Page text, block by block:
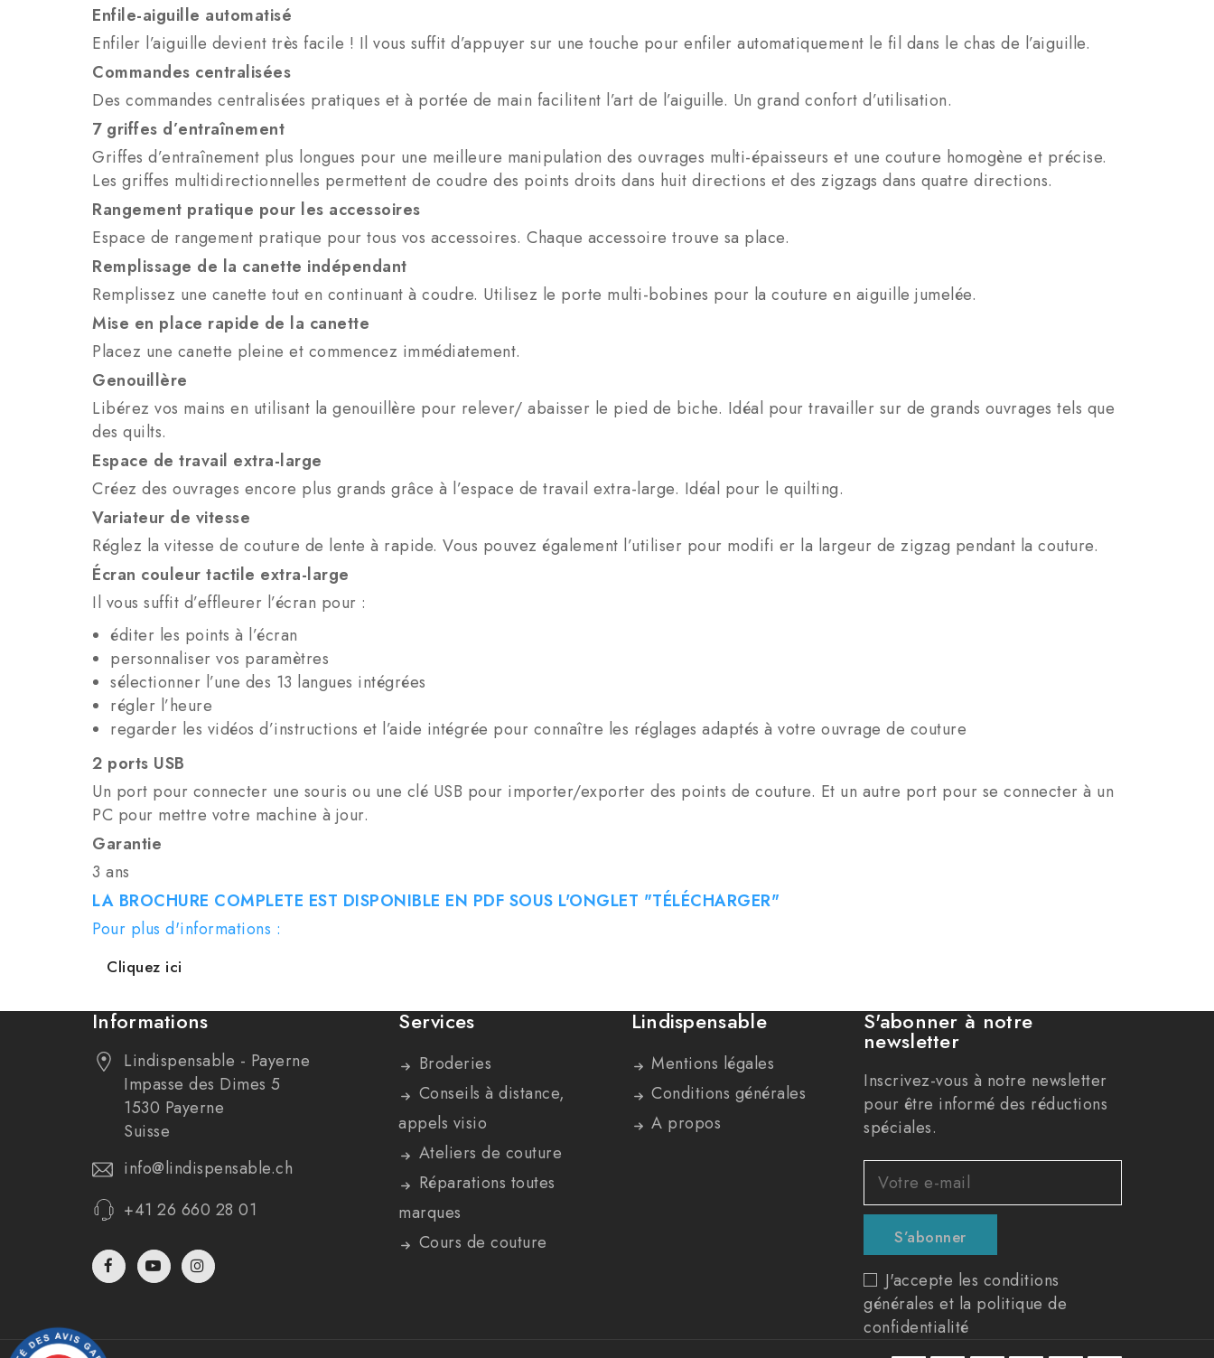
Enfile-aiguille automatisé
Enfiler l’aiguille devient très facile ! Il vous suffit d’appuyer sur une touche pour enfiler automatiquement le fil dans le chas de l’aiguille.
Commandes centralisées
Des commandes centralisées pratiques et à portée de main facilitent l’art de l’aiguille. Un grand confort d’utilisation.
7 griffes d’entraînement
Griffes d’entraînement plus longues pour une meilleure manipulation des ouvrages multi-épaisseurs et une couture homogène et précise.
Les griffes multidirectionnelles permettent de coudre des points droits dans huit directions et des zigzags dans quatre directions.
Rangement pratique pour les accessoires
Espace de rangement pratique pour tous vos accessoires. Chaque accessoire trouve sa place.
Remplissage de la canette indépendant
Remplissez une canette tout en continuant à coudre. Utilisez le porte multi-bobines pour la couture en aiguille jumelée.
Mise en place rapide de la canette
Placez une canette pleine et commencez immédiatement.
Genouillère
Libérez vos mains en utilisant la genouillère pour relever/ abaisser le pied de biche. Idéal pour travailler sur de grands ouvrages tels que
des quilts.
Espace de travail extra-large
Créez des ouvrages encore plus grands grâce à l’espace de travail extra-large. Idéal pour le quilting.
Variateur de vitesse
Réglez la vitesse de couture de lente à rapide. Vous pouvez également l’utiliser pour modifi er la largeur de zigzag pendant la couture.
Écran couleur tactile extra-large
Il vous suffit d’effleurer l’écran pour :
éditer les points à l’écran
personnaliser vos paramètres
sélectionner l’une des 13 langues intégrées
régler l’heure
regarder les vidéos d’instructions et l’aide intégrée pour connaître les réglages adaptés à votre ouvrage de couture
2 ports USB
Un port pour connecter une souris ou une clé USB pour importer/exporter des points de couture. Et un autre port pour se connecter à un
PC pour mettre votre machine à jour.
Garantie
3 ans
LA BROCHURE COMPLETE EST DISPONIBLE EN PDF SOUS L'ONGLET "TÉLÉCHARGER"
Pour plus d'informations :
Cliquez ici
Informations
Lindispensable - Payerne
Impasse des Dimes 5
1530 Payerne
Suisse
info@lindispensable.ch
+41 26 660 28 01
Services
Broderies
Conseils à distance,
appels visio
Ateliers de couture
Réparations toutes
marques
Cours de couture
Lindispensable
Mentions légales
Conditions générales
A propos
S'abonner à notre
newsletter
Inscrivez-vous à notre newsletter
pour être informé des réductions
spéciales.
J'accepte les conditions
générales et la politique de
confidentialité